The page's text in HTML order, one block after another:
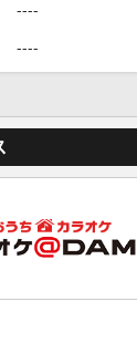
と一緒に！練習にも！
----
----